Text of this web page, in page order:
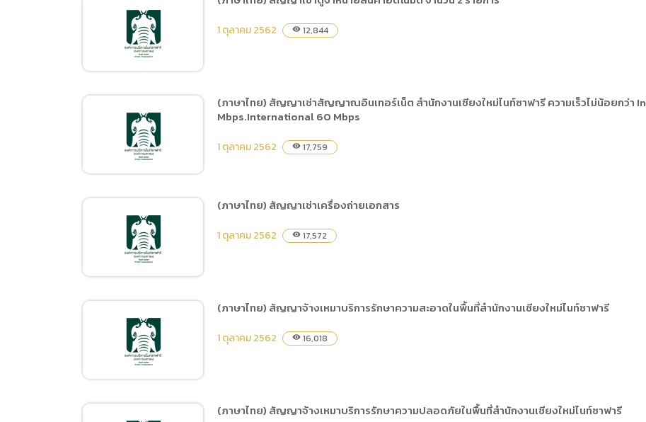
(ภาษาไทย) การเปิดเผยข้อมูลสาธารณะขององค์กร พ.ศ. 2569
Data utilization (Open Data)
(ภาษาไทย) สัญญาซื้ออาหาร
สัตว์ 4 ประเภท ได้แก่
1.กล้วยน้ำว้าสุก-กล้วยน้ำว้า
ดิบ 2.ผักและผลไม้ 3.หญ้า
สดและต้นข้าวโพด 4.หญ้า
แพงโกล่าแห้ง ตั้งแต่วันที่ 1
ตุลาคม – 31 ธันวาคม 2562
(ภาษาไทย) สัญญาเช่าตู้
จำหน่ายสินค้าอัตโนมัติ
จำนวน 2 รายการ
1 ตุลาคม 2562 visibility 12,844
(ภาษาไทย) สัญญาเช่า
สัญญาณอินเทอร์เน็ต
สำนักงานเชียงใหม่ไนท์
ซาฟารี ความเร็วไม่น้อยกว่า
Internet Access
Domestic 200
Mbps.International 60
(ภาษาไทย) สัญญาเช่าสัญญาณอินเทอร์เน็ต สำนักงานเชียงใหม่ไนท์ซาฟารี ความเร็วไม่น้อยกว่า
Mbps.International 60 Mbps
1 ตุลาคม 2562 visibility 17,759
(ภาษาไทย) สัญญาเช่า
เครื่องถ่ายเอกสาร
(ภาษาไทย) สัญญาเช่าเครื่องถ่ายเอกสาร
1 ตุลาคม 2562 visibility 17,572
(ภาษาไทย) สัญญาจ้างเหมาบริการรักษาความสะอาดในพื้นที่สำนักงานเชียงใหม่ไนท์ซาฟารี
1 ตุลาคม 2562 visibility 16,018
(ภาษาไทย) สัญญาจ้างเหมาบริการรักษาความปลอดภัยในพื้นที่สำนักงานเชียงใหม่ไนท์ซาฟารี